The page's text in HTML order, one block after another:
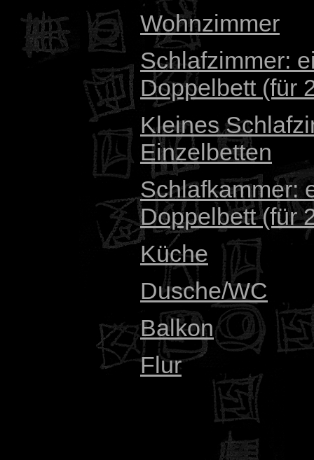
Wohnzimmer
Schlafzimmer:
Doppelbett (für
Kleines
Einzelbetten
Schlafkammer:
Doppelbett (für
Küche
Dusche/WC
Balkon
Flur